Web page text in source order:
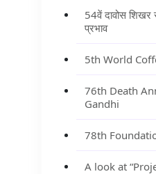
54वें दावोस शिखर
प्रभाव
5th World
76th Death
Gandhi
78th
A look at